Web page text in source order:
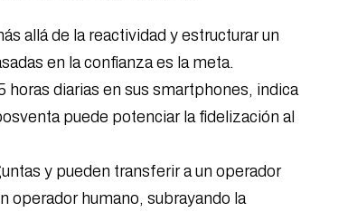
allá de la reactividad y estructurar un
en la confianza es la meta.
diarias en sus smartphones, indica
puede potenciar la fidelización al
y pueden transferir a un operador
operador humano, subrayando la